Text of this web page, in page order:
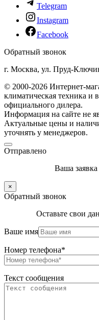
Telegram
Instagram
Facebook
Обратный звонок
г. Москва, ул. Пруд-
© 2000-2026 Интернет-
климатическая техника и
официального дилера.
Информация на сайте не
Актуальные цены и
уточнять у менеджеров.
Отправлено
Ваша
×
Обратный звонок
Оставьте свои
Ваше имя
Номер телефона*
Текст сообщения